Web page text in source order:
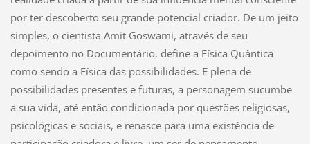
por ter descoberto seu grande potencial criador. De um jeito
simples, o cientista Amit Goswami, através de seu
depoimento no Documentário, define a Física Quântica
como sendo a Física das possibilidades. E plena de
possibilidades presentes e futuras, a personagem sucumbe
a sua vida, até então condicionada por questões religiosas,
psicológicas e sociais, e renasce para uma existência de